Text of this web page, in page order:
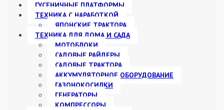
ГУСЕНИЧНЫЕ ПЛАТФОРМЫ
ТЕХНИКА С НАРАБОТКОЙ
ЯПОНСКИЕ ТРАКТОРА
ТЕХНИКА ДЛЯ ДОМА И САДА
МОТОБЛОКИ
САДОВЫЕ РАЙДЕРЫ
САДОВЫЕ ТРАКТОРА
АККУМУЛЯТОРНОЕ ОБОРУДОВАНИЕ
ГАЗОНОКОСИЛКИ
ГЕНЕРАТОРЫ
КОМПРЕССОРЫ